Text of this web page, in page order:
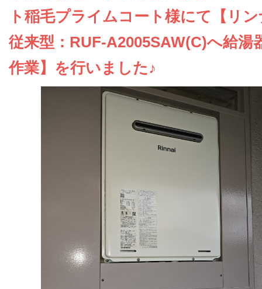
ト稲毛プライムコート様にて【リ
従来型：RUF-A2005SAW(C)へ給湯
作業】を行いました♪